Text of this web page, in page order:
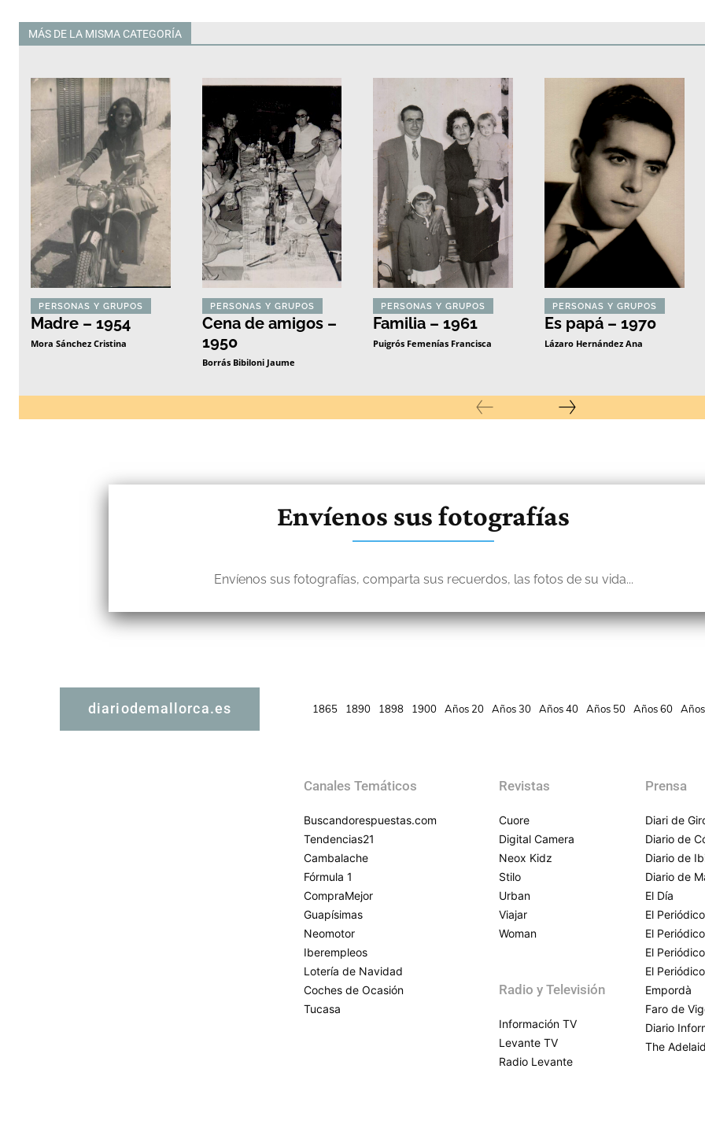
MÁS DE LA MISMA CATEGORÍA
PERSONAS Y GRUPOS
Madre – 1954
Mora Sánchez Cristina
PERSONAS Y GRUPOS
Cena de amigos –
1950
Borrás Bibiloni Jaume
PERSONAS Y GRUPOS
Familia – 1961
Puigrós Femenías Francisca
PERSONAS Y GRUPOS
Es papá – 1970
Lázaro Hernández Ana
Envíenos sus fotografías
Envíenos sus fotografías, comparta sus recuerdos, las fotos de su vida...
diariodemallorca.es 1865 1890 1898 1900 Años 20 Años 30 Años 40 Años 50 Años 60
Canales Temáticos
Buscandorespuestas.com
Tendencias21
Cambalache
Fórmula 1
CompraMejor
Guapísimas
Neomotor
Iberempleos
Lotería de Navidad
Coches de Ocasión
Tucasa
Revistas
Cuore
Digital Camera
Neox Kidz
Stilo
Urban
Viajar
Woman
Radio y Televisión
Información TV
Levante TV
Radio Levante
Prensa
Diari de
Diario de
Diario de
Diario de
El Día
El Periódico
El
El
El
Empordà
Faro de
Diario
The